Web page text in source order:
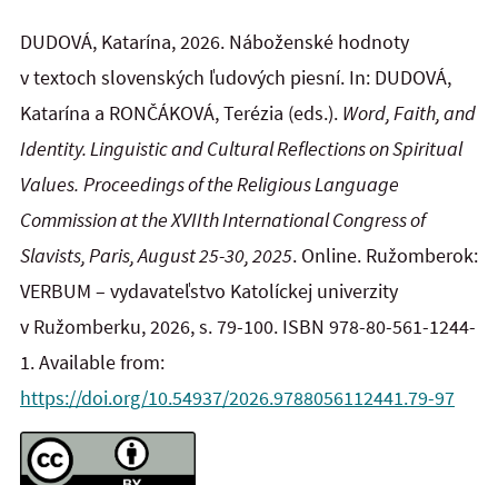
DUDOVÁ, Katarína, 2026. Náboženské hodnoty
v textoch slovenských ľudových piesní. In: DUDOVÁ,
Katarína a RONČÁKOVÁ, Terézia (eds.). Word, Faith, and
Identity. Linguistic and Cultural Reflections on Spiritual
Values. Proceedings of the Religious Language
Commissionat the XVIIth International Congress of
Slavists, Paris, August 25-30, 2025. Online. Ružomberok:
VERBUM – vydavateľstvo Katolíckej univerzity
v Ružomberku, 2026, s. 79-100. ISBN 978-80-561-1244-
1. Available from:
https://doi.org/10.54937/2026.9788056112441.79-97